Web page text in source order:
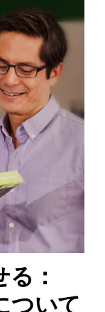
：
ついて